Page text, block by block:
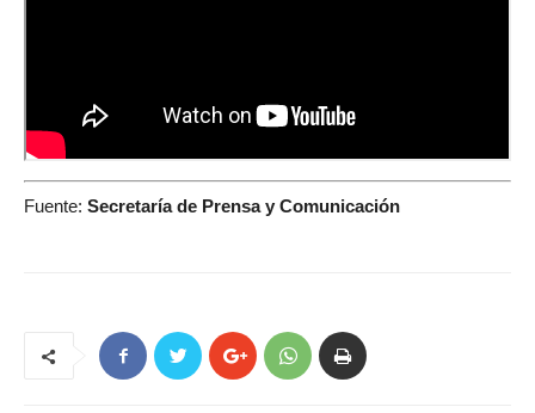
Fuente: Secretaría de Prensa y Comunicación